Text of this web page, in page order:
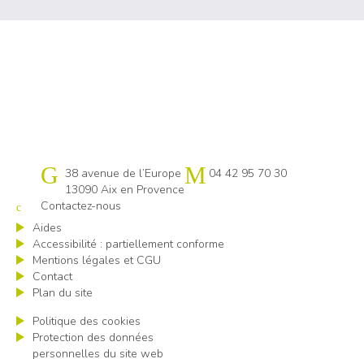
Cap emploi 13
38 avenue de l’Europe
13090 Aix en Provence
04 42 95 70 30
Contactez-nous
Aides
Accessibilité : partiellement conforme
Mentions légales et CGU
Contact
Plan du site
Politique des cookies
Protection des données
personnelles du site web